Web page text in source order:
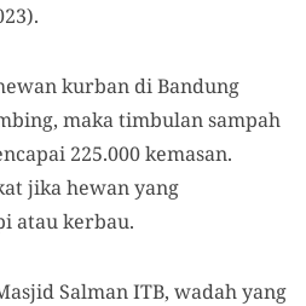
kurban di Bandung
maka timbulan sampah
225.000 kemasan.
jika hewan yang
atau kerbau.
Salman ITB, wadah yang